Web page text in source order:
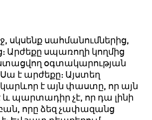
, սկսենք սահմանումներից,
: Արժեքը սպառողի կողմից
օգտակարության
Սա է արժեքը: Այստեղ
է այն փաստը, որ այն
և պարտադիր չէ, որ դա լինի
որը ձեզ չափազանց